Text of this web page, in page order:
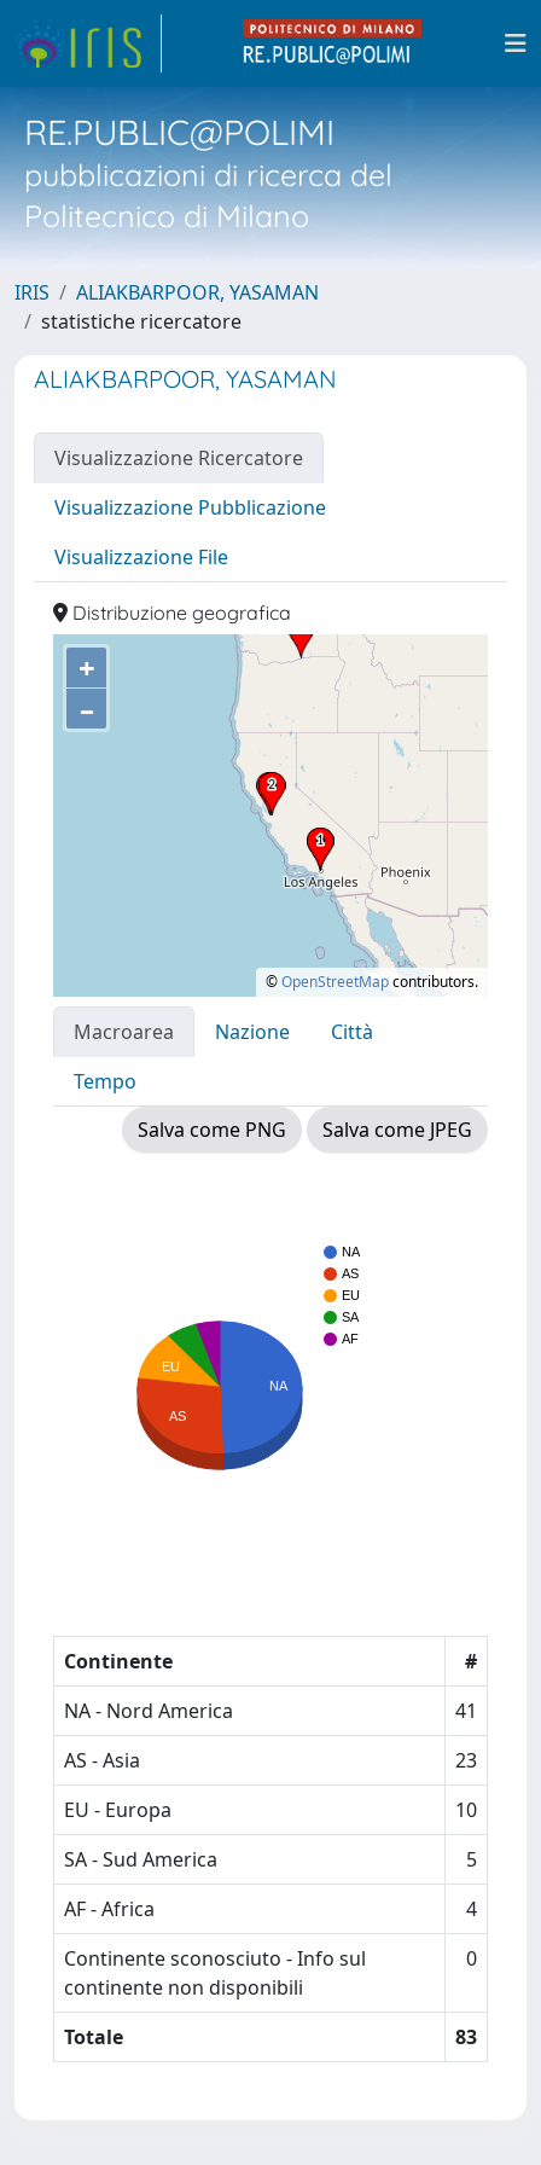
RE.PUBLIC@POLIMI
pubblicazioni di ricerca del
Politecnico di Milano
IRIS
ALIAKBARPOOR, YASAMAN
statistiche ricercatore
ALIAKBARPOOR, YASAMAN
Visualizzazione Ricercatore
Visualizzazione Pubblicazione
Visualizzazione File
Distribuzione geografica
+
–
©OpenStreetMapcontributors.
Macroarea Nazione
Città
Tempo
Salva come PNG
Salva come JPEG
NA
AS
EU
SA
AF
NA
EU
AS
Continente
#
NA - Nord America
41
AS - Asia
23
EU - Europa
10
SA - Sud America
5
AF - Africa
4
Continente sconosciuto - Info sul
continente non disponibili
0
Totale 83